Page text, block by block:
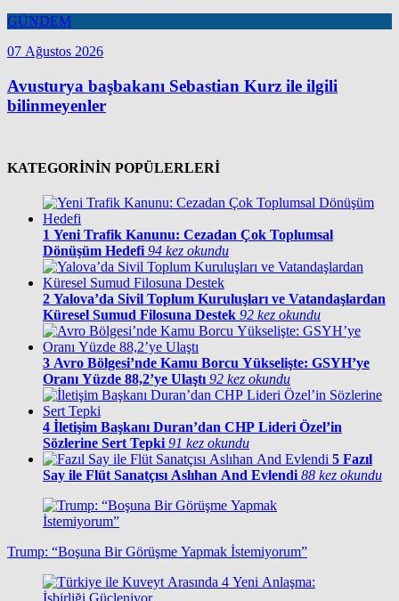
GÜNDEM
07 Ağustos 2026
Avusturya başbakanı Sebastian Kurz ile ilgili
bilinmeyenler
KATEGORİNİN POPÜLERLERİ
1 Yeni Trafik Kanunu: Cezadan Çok Toplumsal
Dönüşüm Hedefi 94 kez okundu
2 Yalova’da Sivil Toplum Kuruluşları ve Vatandaşlardan
Küresel Sumud Filosuna Destek 92 kez okundu
3 Avro Bölgesi’nde Kamu Borcu Yükselişte: GSYH’ye
Oranı Yüzde 88,2’ye Ulaştı 92 kez okundu
4 İletişim Başkanı Duran’dan CHP Lideri Özel’in
Sözlerine Sert Tepki 91 kez okundu
5 Fazıl
Say ile Flüt Sanatçısı Aslıhan And Evlendi 88 kez okundu
Trump: “Boşuna Bir Görüşme Yapmak İstemiyorum”